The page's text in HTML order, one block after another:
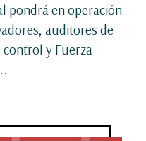
pondrá en operación
auditores de
control y Fuerza